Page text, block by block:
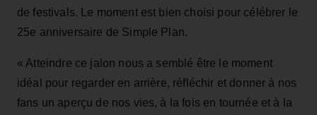
de festivals. Le moment est bien choisi pour célébrer le
25e anniversaire de Simple Plan.
« Atteindre ce jalon nous a semblé être le moment
idéal pour regarder en arrière, réfléchir et donner à nos
fans un aperçu de nos vies, à la fois en tournée et à la